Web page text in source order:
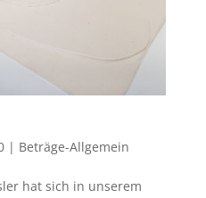
| Beträge-Allgemein
hat sich in unserem